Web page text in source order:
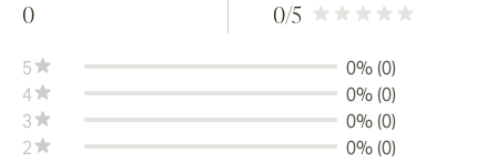
0 0/5
5
0% (0)
4
0% (0)
3
0% (0)
2
0% (0)